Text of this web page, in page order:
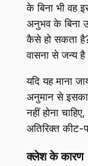
के बिना भी वह
अनुभव के बिना
कैसे हो सकता
वासना से जन्य
यदि यह माना
अनुमान से
नहीं होना
अतिरिक्त कीट-
क्लेश के कारण